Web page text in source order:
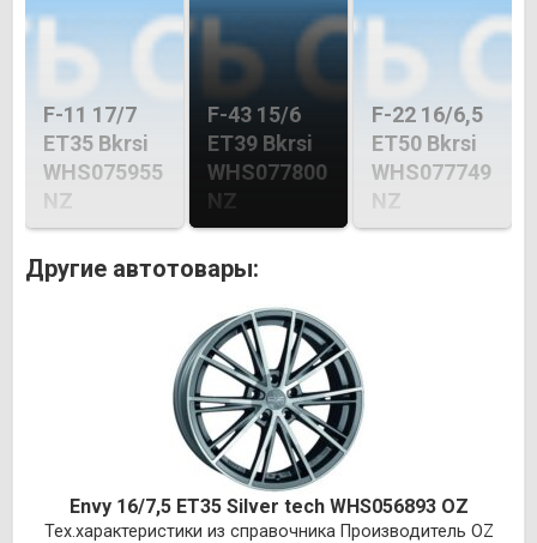
F-11 17/7
ET35 Bkrsi
WHS075955
NZ
F-43 15/6
ET39 Bkrsi
WHS077800
NZ
F-22 16/6,5
ET50 Bkrsi
WHS077749
NZ
Другие автотовары:
Envy 16/7,5 ET35 Silver tech WHS056893 OZ
Тех.характеристики из справочника Производитель OZ